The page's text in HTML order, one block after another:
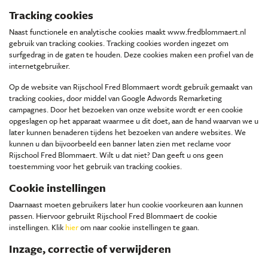
Tracking cookies
Naast functionele en analytische cookies maakt www.fredblommaert.nl
gebruik van tracking cookies. Tracking cookies worden ingezet om
surfgedrag in de gaten te houden. Deze cookies maken een profiel van de
internetgebruiker.
Op de website van Rijschool Fred Blommaert wordt gebruik gemaakt van
tracking cookies, door middel van Google Adwords Remarketing
campagnes. Door het bezoeken van onze website wordt er een cookie
opgeslagen op het apparaat waarmee u dit doet, aan de hand waarvan we u
later kunnen benaderen tijdens het bezoeken van andere websites. We
kunnen u dan bijvoorbeeld een banner laten zien met reclame voor
Rijschool Fred Blommaert. Wilt u dat niet? Dan geeft u ons geen
toestemming voor het gebruik van tracking cookies.
Cookie instellingen
Daarnaast moeten gebruikers later hun cookie voorkeuren aan kunnen
passen. Hiervoor gebruikt Rijschool Fred Blommaert de cookie
instellingen. Klik hierom naar cookie instellingen te gaan.
Inzage, correctie of verwijderen